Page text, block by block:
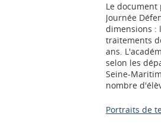
Le
Journée
dimensions :
traitements
ans.
selon les
Seine-
nombre
Portraits de